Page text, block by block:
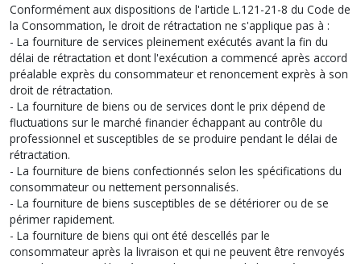
Conformément aux dispositions de l'article L.121-21-8 du Code de
la Consommation, le droit de rétractation ne s'applique pas à :
- La fourniture de services pleinement exécutés avant la fin du
délai de rétractation et dont l'exécution a commencé après accord
préalable exprès du consommateur et renoncement exprès à son
droit de rétractation.
- La fourniture de biens ou de services dont le prix dépend de
fluctuations sur le marché financier échappant au contrôle du
professionnel et susceptibles de se produire pendant le délai de
rétractation.
- La fourniture de biens confectionnés selon les spécifications du
consommateur ou nettement personnalisés.
- La fourniture de biens susceptibles de se détériorer ou de se
périmer rapidement.
- La fourniture de biens qui ont été descellés par le
consommateur après la livraison et qui ne peuvent être renvoyés